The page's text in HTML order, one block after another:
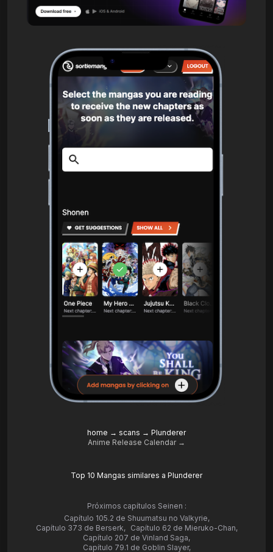
home → scans → Plunderer
Anime Release Calendar →
Top 10 Mangas similares a Plunderer
Próximos capítulos Seinen :
Capítulo 105.2 de Shuumatsu no Valkyrie,
Capítulo 373 de Berserk, Capítulo 62 de Mieruko-Chan,
Capítulo 207 de Vinland Saga,
Capítulo 79.1 de Goblin Slayer,